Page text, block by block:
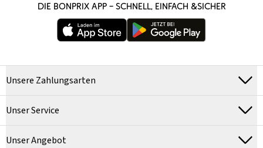
DIE BONPRIX APP – SCHNELL, EINFACH &SICHER
Unsere Zahlungsarten
Unser Service
Unser Angebot